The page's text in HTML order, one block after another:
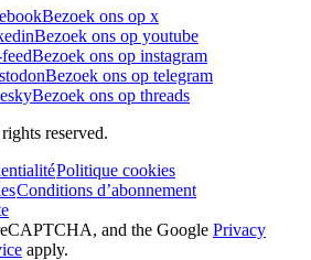
Bezoek ons op x
Bezoek ons op youtube
Bezoek ons op instagram
Bezoek ons op telegram
Bezoek ons op threads
reserved.
Politique cookies
Conditions d’abonnement
and the Google Privacy
apply.